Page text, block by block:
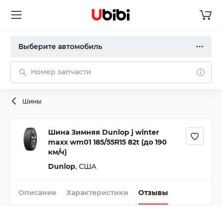
Выберите автомобиль
Номер запчасти
Шины
Шина Зимняя Dunlop j winter
maxx wm01 185/55R15 82t (до 190
км/ч)
Dunlop, США
Описание Характеристики Отзывы